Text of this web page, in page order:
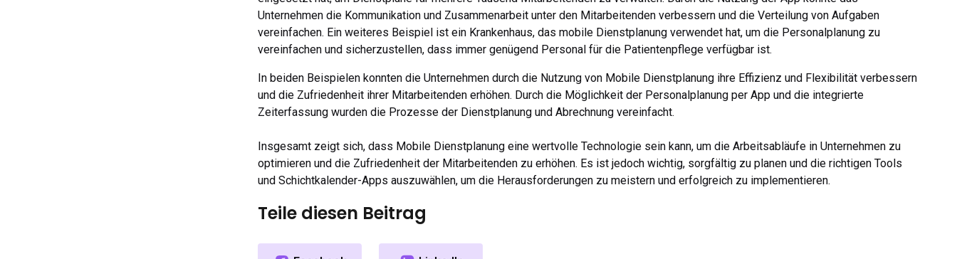
Unternehmen die Kommunikation und Zusammenarbeit unter den Mitarbeitenden verbessern und die Verteilung von Aufgaben
vereinfachen. Ein weiteres Beispiel ist ein Krankenhaus, das mobile Dienstplanung verwendet hat, um die Personalplanung zu
vereinfachen und sicherzustellen, dass immer genügend Personal für die Patientenpflege verfügbar ist.
In beiden Beispielen konnten die Unternehmen durch die Nutzung von Mobile Dienstplanung ihre Effizienz und Flexibilität verbessern
und die Zufriedenheit ihrer Mitarbeitenden erhöhen. Durch die Möglichkeit der Personalplanung per App und die integrierte
Zeiterfassung wurden die Prozesse der Dienstplanung und Abrechnung vereinfacht.
Insgesamt zeigt sich, dass Mobile Dienstplanung eine wertvolle Technologie sein kann, um die Arbeitsabläufe in Unternehmen zu
optimieren und die Zufriedenheit der Mitarbeitenden zu erhöhen. Es ist jedoch wichtig, sorgfältig zu planen und die richtigen Tools
und Schichtkalender-Apps auszuwählen, um die Herausforderungen zu meistern und erfolgreich zu implementieren.
Teile diesen Beitrag